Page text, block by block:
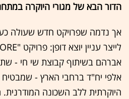
הדור הבא של מגורי היוקרה
אך נדמה שפרויקט חדש שעולה
אברהם בשיתוף קבוצת שי חי -
אלפי יח"ד ברחבי הארץ - שמבטיח
היוקרתית ללב השכונה המודרנית.